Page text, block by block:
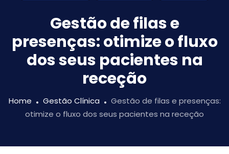
Gestão de filas e
presenças: otimize o fluxo
dos seus pacientes na
receção
Home Gestão Clínica
Gestão de filas e presenças:
otimize o fluxo dos seus pacientes na receção